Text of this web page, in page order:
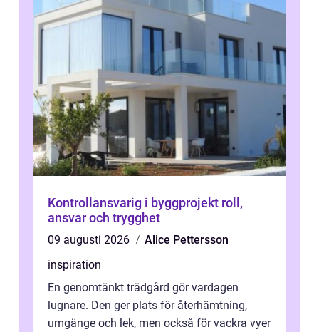
Kontrollansvarig i byggprojekt roll,
ansvar och trygghet
09 augusti 2026
Alice Pettersson
inspiration
En genomtänkt trädgård gör vardagen
lugnare. Den ger plats för återhämtning,
umgänge och lek, men också för vackra vyer